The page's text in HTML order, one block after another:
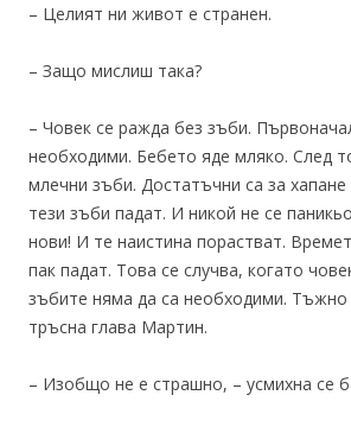
– Целият ни живот е странен.
– Защо мислиш така?
– Човек се ражда без зъби.
необходими. Бебето яде мляко. След
млечни зъби. Достатъчни са за
тези зъби падат. И никой не се
нови! И те наистина порастват.
пак падат. Това се случва, когато
зъбите няма да са необходими.
тръсна глава Мартин.
– Изобщо не е страшно, – усмихна се